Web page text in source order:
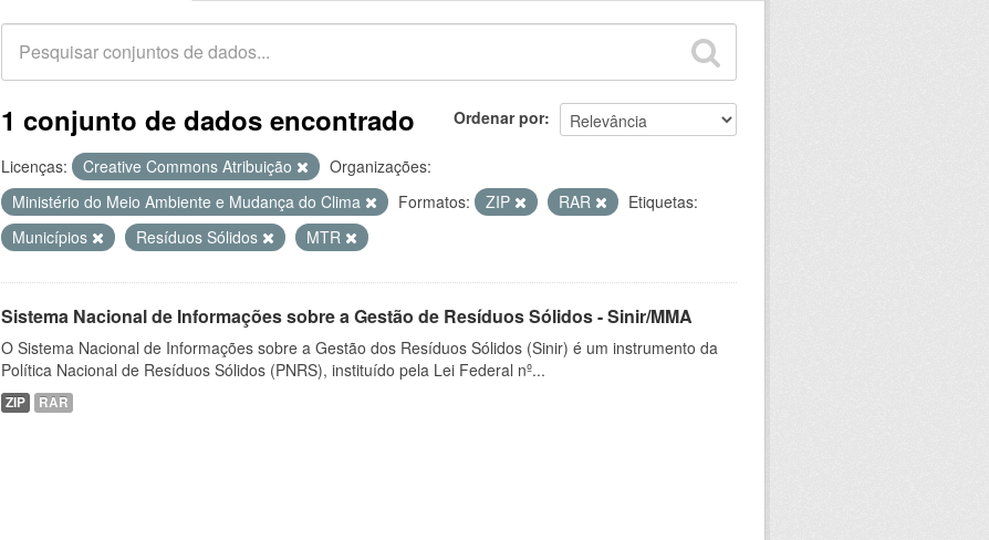
Ordenar por
1 conjunto de dados encontrado
Licenças: Creative Commons Atribuição
Organizações:
Ministério do Meio Ambiente e Mudança do Clima
Formatos: ZIP RAR
Etiquetas:
Municípios
Resíduos Sólidos MTR
Sistema Nacional de Informações sobre a Gestão de Resíduos Sólidos - Sinir/MMA
O Sistema Nacional de Informações sobre a Gestão dos Resíduos Sólidos (Sinir) é um instrumento da
Política Nacional de Resíduos Sólidos (PNRS), instituído pela Lei Federal nº...
ZIP RAR